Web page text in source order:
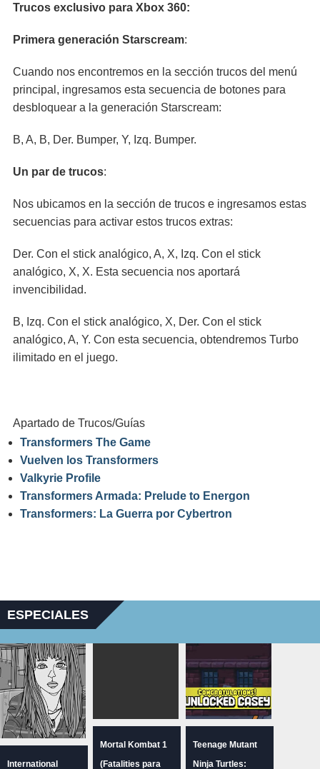
Trucos exclusivo para Xbox 360:
Primera generación Starscream:
Cuando nos encontremos en la sección trucos del menú
principal, ingresamos esta secuencia de botones para
desbloquear a la generación Starscream:
B, A, B, Der. Bumper, Y, Izq. Bumper.
Un par de trucos:
Nos ubicamos en la sección de trucos e ingresamos estas
secuencias para activar estos trucos extras:
Der. Con el stick analógico, A, X, Izq. Con el stick
analógico, X, X. Esta secuencia nos aportará
invencibilidad.
B, Izq. Con el stick analógico, X, Der. Con el stick
analógico, A, Y. Con esta secuencia, obtendremos Turbo
ilimitado en el juego.
Apartado de Trucos/Guías
Transformers The Game
Vuelven los Transformers
Valkyrie Profile
Transformers Armada: Prelude to Energon
Transformers: La Guerra por Cybertron
ESPECIALES
International
Mortal Kombat 1
(Fatalities para
Teenage Mutant
Ninja Turtles: